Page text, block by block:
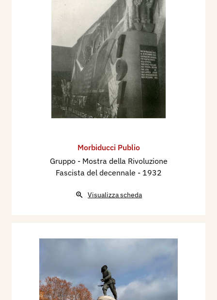
Morbiducci Publio
Gruppo - Mostra della Rivoluzione
Fascista del decennale - 1932
Visualizza scheda